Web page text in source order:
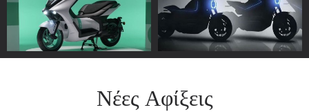
Νέες Αφίξεις